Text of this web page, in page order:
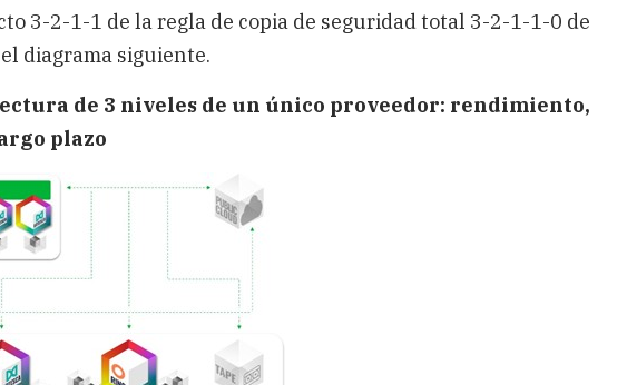
3-2-1-1 de la regla de copia de seguridad total 3-2-1-1-0 de
diagrama siguiente.
de 3 niveles de un único proveedor: rendimiento,
plazo